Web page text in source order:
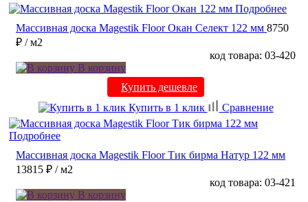
Подробнее
Массивная доска Magestik Floor Окан Селект 122 мм 8750
₽ / м2
код товара: 03-420
В корзину
Купить дешевле
Купить в 1 клик
Сравнение
Подробнее
Массивная доска Magestik Floor Тик бирма Натур 122 мм
13815 ₽ / м2
код товара: 03-421
В корзину